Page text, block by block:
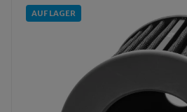
AUF LAGER